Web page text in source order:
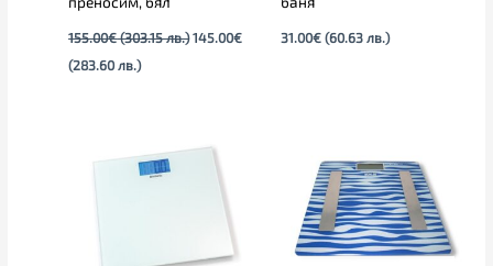
155.00€ (303.15 лв.) 145.00€
(283.60 лв.)
31.00€ (60.63 лв.)